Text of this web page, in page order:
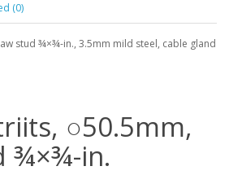
(0)
stud ¾×¾-in., 3.5mm mild steel, cable gland
○50.5mm,
¾×¾-in.